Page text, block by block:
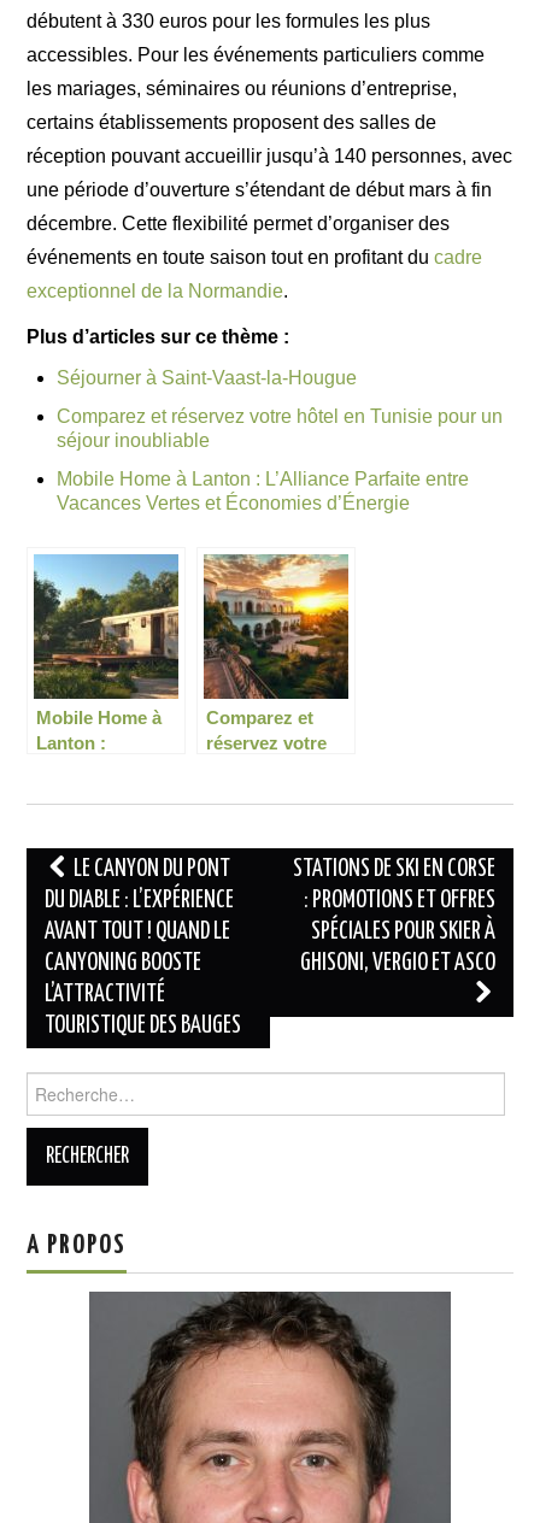
débutent à 330 euros pour les formules les plus
accessibles. Pour les événements particuliers comme
les mariages, séminaires ou réunions d’entreprise,
certains établissements proposent des salles de
réception pouvant accueillir jusqu’à 140 personnes, avec
une période d’ouverture s’étendant de début mars à fin
décembre. Cette flexibilité permet d’organiser des
événements en toute saison tout en profitant ducadre
exceptionnel de la Normandie.
Plus d’articles sur ce thème :
Séjourner à Saint-Vaast-la-Hougue
Comparez et réservez votre hôtel en Tunisie pour un
séjour inoubliable
Mobile Home à Lanton : L’Alliance Parfaite entre
Vacances Vertes et Économies d’Énergie
Mobile Home à
Lanton :
et Économies
d’Énergie
Comparez et
réservez votre
Navigation
des
articles
LE CANYON DU PONT
DU DIABLE : L’EXPÉRIENCE
AVANT TOUT ! QUAND LE
CANYONING BOOSTE
L’ATTRACTIVITÉ
TOURISTIQUE DES BAUGES
STATIONS DE SKI EN CORSE
: PROMOTIONS ET OFFRES
SPÉCIALES POUR SKIER À
GHISONI, VERGIO ET ASCO
Rechercher :
A PROPOS